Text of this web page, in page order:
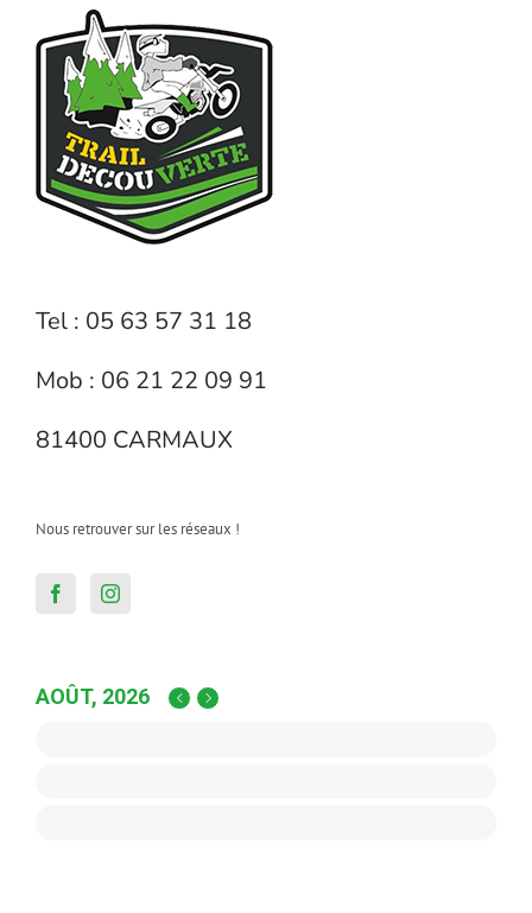
Tel : 05 63 57 31 18
Mob : 06 21 22 09 91
81400 CARMAUX
Nous retrouver sur les réseaux !
AOÛT, 2026